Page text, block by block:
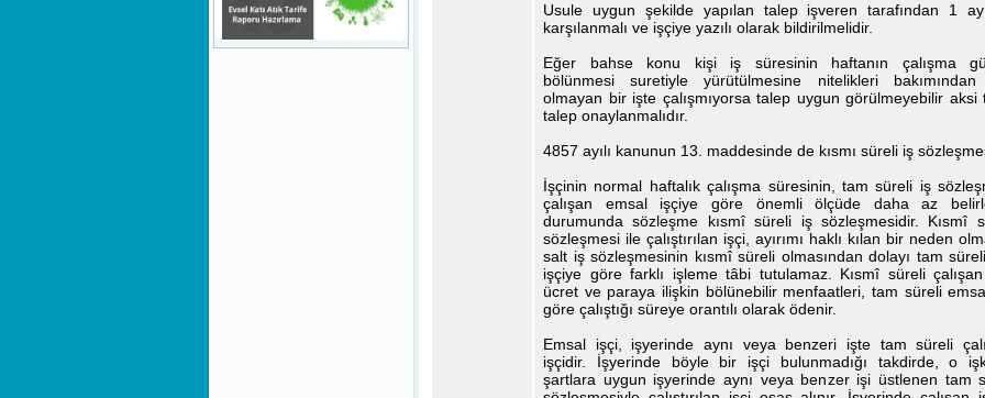
Usule uygun şekilde yapılan talep işveren tarafından 1
karşılanmalı ve işçiye yazılı olarak bildirilmelidir.
Eğer bahse konu kişi iş süresinin haftanın çalışma
bölünmesi suretiyle yürütülmesine nitelikleri
olmayan bir işte çalışmıyorsa talep uygun görülmeyebilir aksi
talep onaylanmalıdır.
4857 ayılı kanunun 13. maddesinde de kısmı süreli iş
İşçinin normal haftalık çalışma süresinin, tam süreli iş
çalışan emsal işçiye göre önemli ölçüde daha az
durumunda sözleşme kısmî süreli iş sözleşmesidir. Kısmî
sözleşmesi ile çalıştırılan işçi, ayırımı haklı kılan bir neden
salt iş sözleşmesinin kısmî süreli olmasından dolayı tam
işçiye göre farklı işleme tâbi tutulamaz. Kısmî süreli
ücret ve paraya ilişkin bölünebilir menfaatleri, tam süreli
göre çalıştığı süreye orantılı olarak ödenir.
Emsal işçi, işyerinde aynı veya benzeri işte tam süreli
işçidir. İşyerinde böyle bir işçi bulunmadığı takdirde, o
şartlara uygun işyerinde aynı veya benzer işi üstlenen tam